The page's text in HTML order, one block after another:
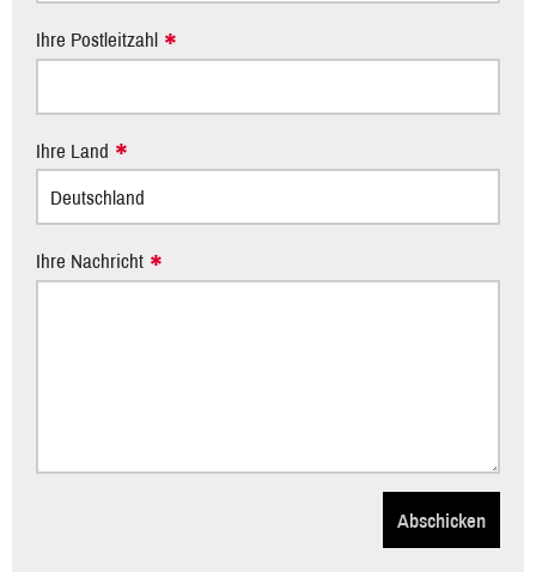
Ihre Postleitzahl
Ihre Land
Ihre Nachricht
Abschicken